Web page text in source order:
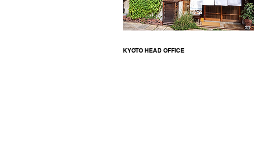
KYOTO HEAD OFFICE